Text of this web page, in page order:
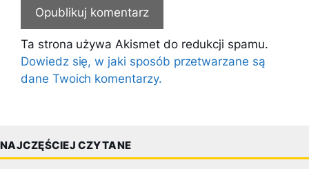
Ta strona używa Akismet do redukcji spamu.
Dowiedz się, w jaki sposób przetwarzane są
dane Twoich komentarzy.
NAJCZĘŚCIEJ CZYTANE